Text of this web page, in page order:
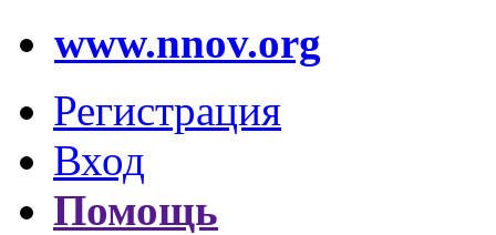
www.nnov.org
Регистрация
Вход
Помощь